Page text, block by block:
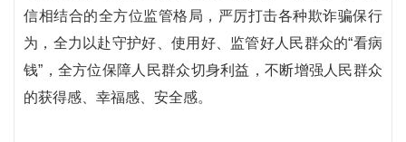
信相结合的全方位监管格局，严厉打击各种欺诈骗保行
为，全力以赴守护好、使用好、监管好人民群众的“看病
钱”，全方位保障人民群众切身利益，不断增强人民群众
的获得感、幸福感、安全感。